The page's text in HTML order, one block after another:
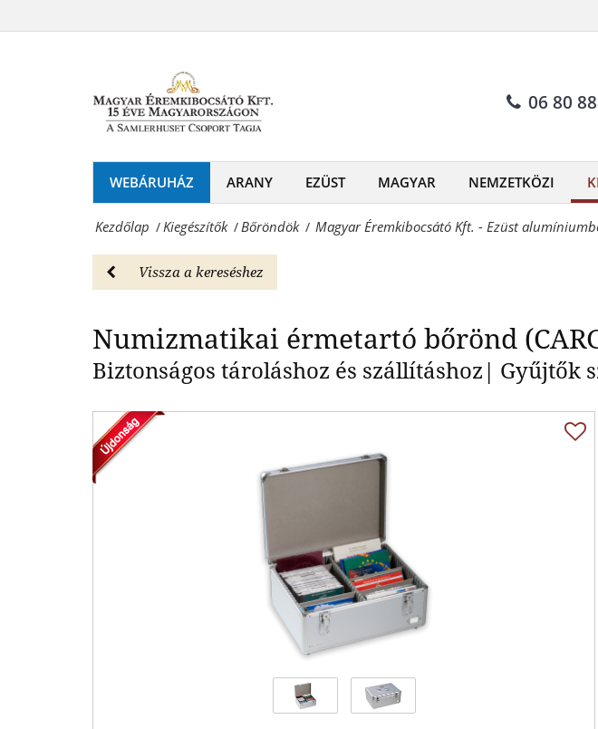
-
alumíniumbőrönd
(CARGO
MULTI
XL)
Bőröndök
Magyar
Kft.
06 80
WEBÁRUHÁZ ARANY EZÜST MAGYAR NEMZETKÖZI
Kezdőlap /Kiegészítők /Bőröndök / Magyar Éremkibocsátó Kft. - Ezüst
Vissza a kereséshez
Numizmatikai érmetartó bőrönd
Biztonságos tároláshoz és szállításhoz| Gyűjtők
Numizmatikai érmetartó
Magyar
és
emlékérmek
forgalmazója!